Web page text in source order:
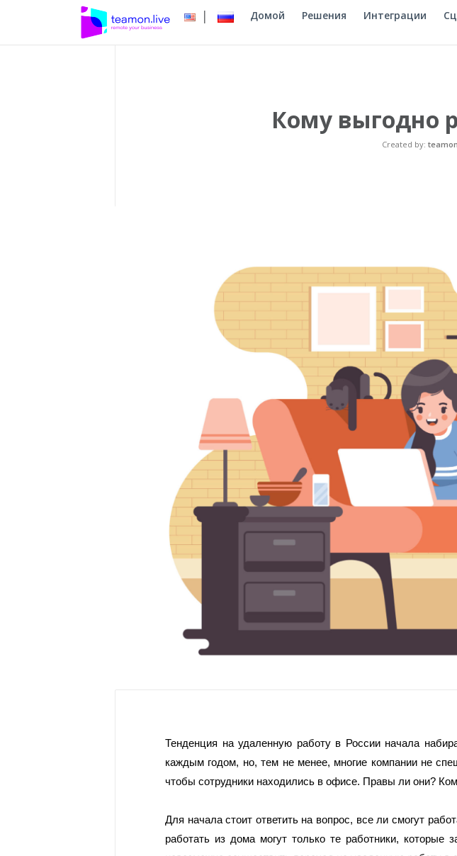
| Домой Решения Интеграции
Кому выгодно
Created by:
Тенденция на удаленную работу в России начала
каждым годом, но, тем не менее, многие компании не
чтобы сотрудники находились в офисе. Правы ли они?
Для начала стоит ответить на вопрос, все ли смогут
работать из дома могут только те работники, которые